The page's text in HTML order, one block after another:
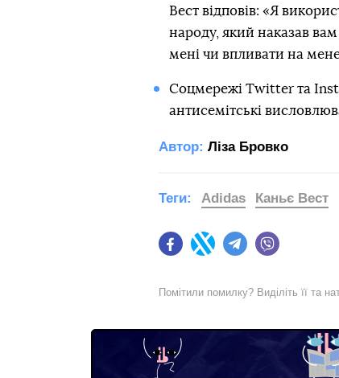
Вест відповів: «Я
народу, який наказав
мені чи впливати на
Соцмережі Twitter та
антисемітські
Автор: Ліза Бровко
FacebookTwitter Telegram
Теги: Adidas Каньє Вест
Помітили помилку? Виділіть її та